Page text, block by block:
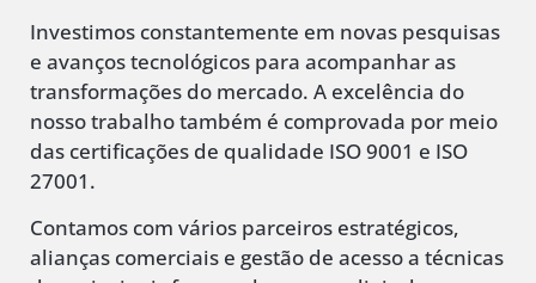
Investimos constantemente em novas pesquisas
e avanços tecnológicos para acompanhar as
transformações do mercado. A excelência do
nosso trabalho também é comprovada por meio
das certificações de qualidade ISO 9001 e ISO
27001.
Contamos com vários parceiros estratégicos,
alianças comerciais e gestão de acesso a técnicas